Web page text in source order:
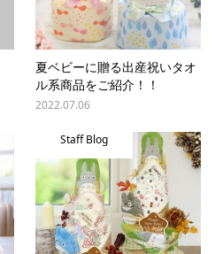
夏ベビーに贈る出産祝いタオ
ル系商品をご紹介！！
2022.07.06
Staff Blog